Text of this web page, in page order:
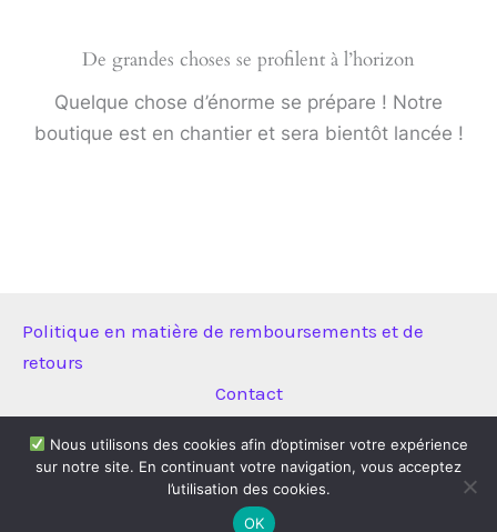
De grandes choses se profilent à l’horizon
Quelque chose d’énorme se prépare ! Notre
boutique est en chantier et sera bientôt lancée !
Politique en matière de remboursements et de
retours
Contact
Copyright © 2026 Technitool | Propulsé parThème WordPress
Astra
Nous utilisons des cookies afin d’optimiser votre expérience
sur notre site. En continuant votre navigation, vous acceptez
l’utilisation des cookies.
OK